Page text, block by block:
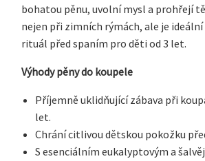
bohatou pěnu, uvolní mysl a prohřejí
nejen při zimních rýmách, ale je
rituál před spaním pro děti od 3 let.
Výhody pěny do koupele
Příjemně uklidňující zábava při
let.
Chrání citlivou dětskou pokožku
S esenciálním eukalyptovým a